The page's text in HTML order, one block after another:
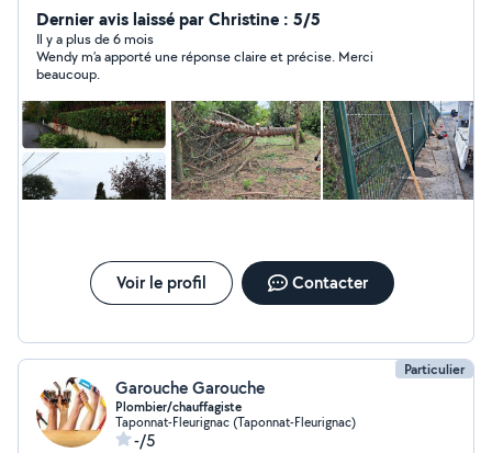
demoussage de toiture -petit bricolage -petite peinture
n'hésitez pas à me contacter
Dernier avis laissé par Christine : 5/5
Il y a plus de 6 mois
Wendy m’a apporté une réponse claire et précise. Merci
beaucoup.
Voir le profil Contacter
Particulier
Garouche Garouche
Plombier/chauffagiste
Taponnat-Fleurignac (Taponnat-Fleurignac)
-/5